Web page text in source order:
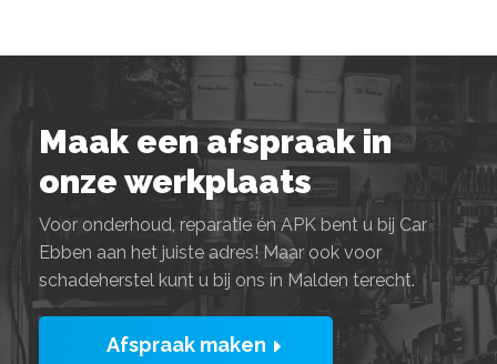
Maak een afspraak in
onze werkplaats
Voor onderhoud, reparatie én APK bent u bij Car
Ebben aan het juiste adres! Maar ook voor
schadeherstel kunt u bij ons in Malden terecht.
Afspraak maken